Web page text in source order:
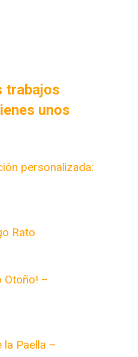
trabajos
unos
personalizada:
Rato
Otoño! –
la Paella –